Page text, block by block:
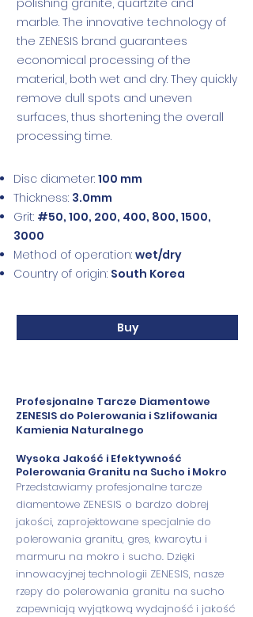
marble. The innovative technology of
the ZENESIS brand guarantees
economical processing of the
material, both wet and dry. They quickly
remove dull spots and uneven
surfaces, thus shortening the overall
processing time.
Disc diameter: 100 mm
Thickness: 3.0mm
Grit: #50, 100, 200, 400, 800, 1500,
3000
Method of operation: wet/dry
Country of origin: South Korea
Buy
Profesjonalne Tarcze Diamentowe
ZENESIS do Polerowania i Szlifowania
Kamienia Naturalnego
Wysoka Jakość i Efektywność
Polerowania Granitu na Sucho i Mokro
Przedstawiamy profesjonalne tarcze
diamentowe ZENESIS o bardzo dobrej
jakości, zaprojektowane specjalnie do
polerowania granitu, gres, kwarcytu i
marmuru na mokro i sucho. Dzięki
innowacyjnej technologii ZENESIS, nasze
rzepy do polerowania granitu na sucho
zapewniają wyjątkową wydajność i jakość